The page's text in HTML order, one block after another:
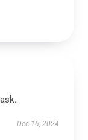
Dec 16, 2024